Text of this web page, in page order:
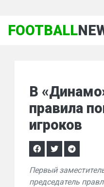
FOOTBALL
В
правила
игроков
Первый
председатель